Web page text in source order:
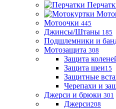
Мотоочки 445
Джинсы/Штаны 185
Подшлемники и
Мотозащита 308
Защита
Защита шеи15
Защитные
Черепахи и
Джерси и брюки 301
Джерси208